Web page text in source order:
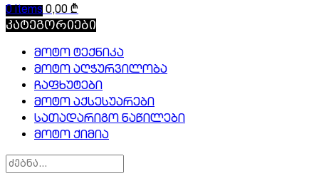
0 items 0,00 ₾
კატეგორიები
მოტო ტექნიკა
მოტო აღჭურვილობა
ჩაფხუტები
მოტო აქსესუარები
სათადარიგო ნაწილები
მოტო ქიმია